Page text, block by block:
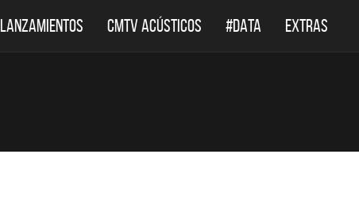
LANZAMIENTOS CMTV ACÚSTICOS #DATA EXTRAS